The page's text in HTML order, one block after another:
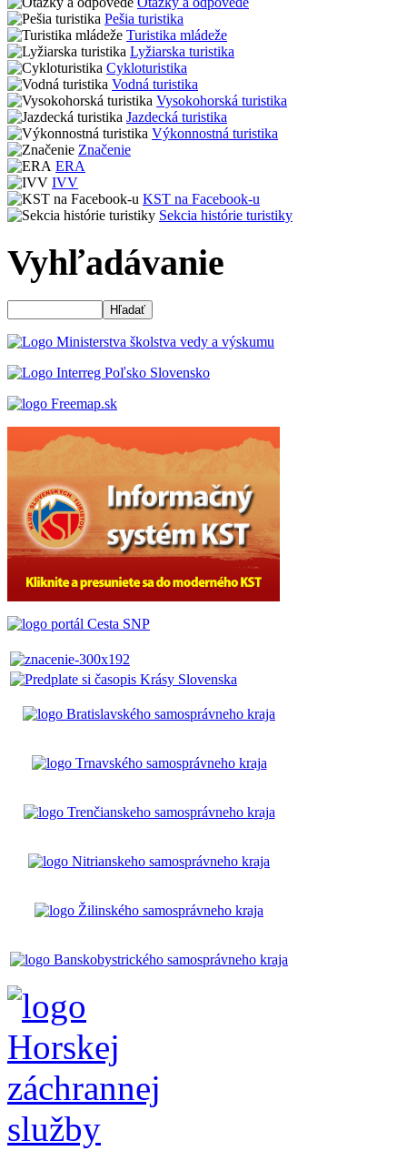
Pešia turistika
Turistika mládeže
Lyžiarska turistika
Cykloturistika
Vodná turistika
Vysokohorská turistika
Jazdecká turistika
Výkonnostná turistika
Značenie
ERA
IVV
KST na Facebook-u
Sekcia histórie turistiky
Vyhľadávanie